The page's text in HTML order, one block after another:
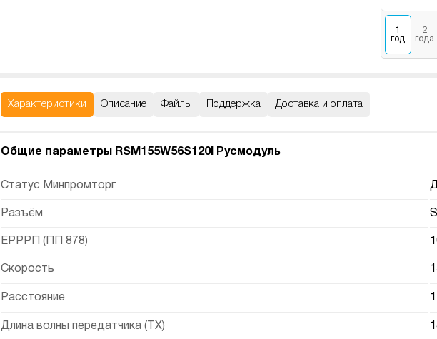
1
год
2
года
Характеристики Описание Файлы Поддержка Доставка и оплата
Общие параметры RSM155W56S120I Русмодуль
Статус Минпромторг
Разъём
ЕРРРП (ПП 878)
Скорость
Расстояние
Длина волны передатчика (TX)